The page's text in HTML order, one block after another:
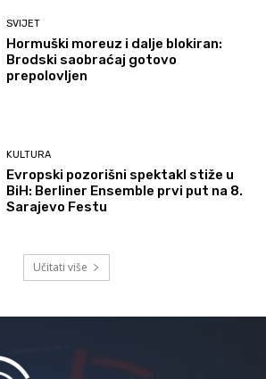
SVIJET
Hormuški moreuz i dalje blokiran:
Brodski saobraćaj gotovo
prepolovljen
KULTURA
Evropski pozorišni spektakl stiže u
BiH: Berliner Ensemble prvi put na 8.
Sarajevo Festu
Učitati više